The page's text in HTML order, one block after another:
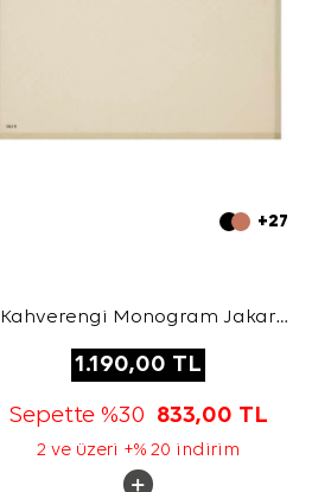
+27
Kahverengi Monogram Jakar
1.190,00 TL
Sepette %30 833,00 TL
2 ve üzeri +% 20 indirim